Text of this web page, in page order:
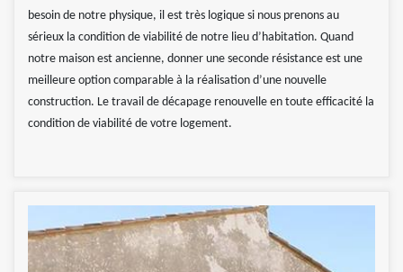
besoin de notre physique, il est très logique si nous prenons au
sérieux la condition de viabilité de notre lieu d’habitation. Quand
notre maison est ancienne, donner une seconde résistance est une
meilleure option comparable à la réalisation d’une nouvelle
construction. Le travail de décapage renouvelle en toute efficacité la
condition de viabilité de votre logement.